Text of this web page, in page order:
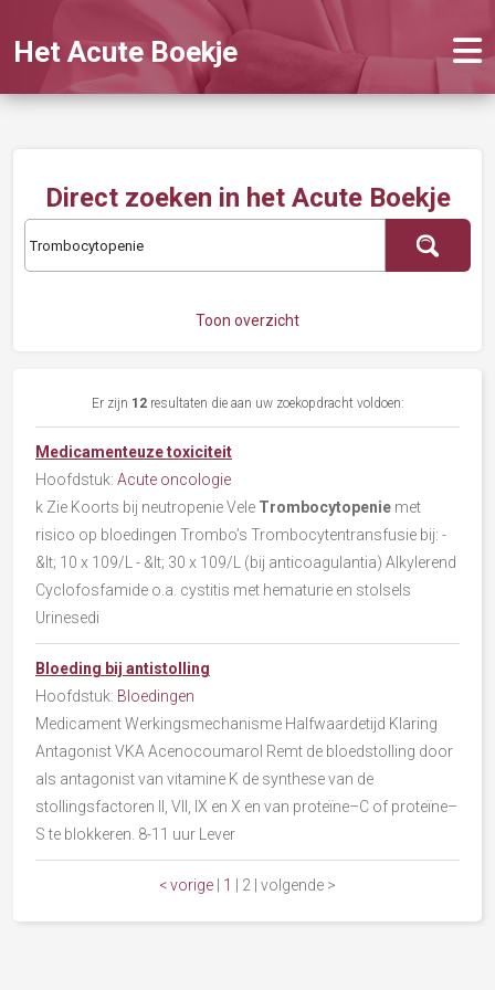
Het Acute Boekje
Direct zoeken in het Acute Boekje
Toon overzicht
Er zijn 12resultaten die aan uw zoekopdracht voldoen:
Medicamenteuze toxiciteit
Hoofdstuk: Acute oncologie
k Zie Koorts bij neutropenie Vele Trombocytopenie met
risico op bloedingen Trombo’s Trombocytentransfusie bij: -
&lt; 10 x 109/L - &lt; 30 x 109/L (bij anticoagulantia) Alkylerend
Cyclofosfamide o.a. cystitis met hematurie en stolsels
Urinesedi
Bloeding bij antistolling
Hoofdstuk: Bloedingen
Medicament Werkingsmechanisme Halfwaardetijd Klaring
Antagonist VKA Acenocoumarol Remt de bloedstolling door
als antagonist van vitamine K de synthese van de
stollingsfactoren II, VII, IX en X en van proteïne–C of proteïne–
S te blokkeren. 8-11 uur Lever
< vorige 1 2 volgende >